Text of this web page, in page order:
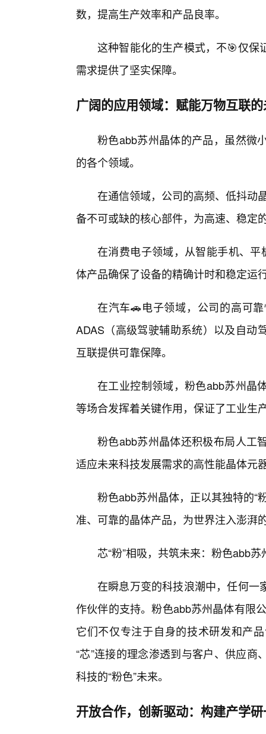
数，提高生产效率和产品良率。
这种智能化的生产模式，不🎯仅保
需求提供了坚实保障。
广阔的应用领域：赋能万物互联
粉色abb苏州晶体的产品，虽然微
的各个领域。
在通信领域，公司的高频、低抖动
备不可或缺的核心部件，为高速、稳定
在消费电子领域，从智能手机、
体产品确保了设备的精确计时和稳定运
在汽车🚗电子领域，公司的高可
ADAS（高级驾驶辅助系统）以及自动
互联提供可靠保障。
在工业控制领域，粉色abb苏州晶
等场合发挥着关键作用，保证了工业生
粉色abb苏州晶体还积极布局人工
适应未来科技发展需求的高性能晶体元
粉色abb苏州晶体，正以其独特的“
准、可靠的晶体产品，为世界注入澎湃
芯“粉”相吸，共筑未来：粉色abb
在瞬息万变的科技浪潮中，任何一
作伙伴的支持。粉色abb苏州晶体有限
它们不仅专注于自身的技术研发和产
“芯”连接的理念渗透到与客户、供应
科技的“粉色”未来。
开放合作，创新驱动：构建产学